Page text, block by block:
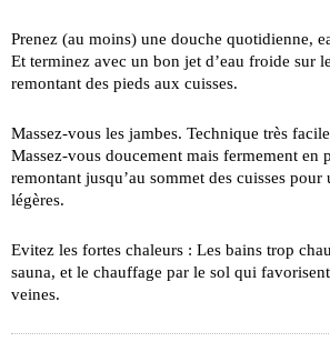
Prenez (au moins) une douche quotidienne,
Et terminez avec un bon jet d’eau froide sur
remontant des pieds aux cuisses.
Massez-vous les jambes. Technique très
Massez-vous doucement mais fermement en
remontant jusqu’au sommet des cuisses pour
légères.
Evitez les fortes chaleurs : Les bains trop
sauna, et le chauffage par le sol qui
veines.